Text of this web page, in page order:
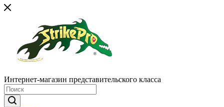
Интернет-магазин представительского класса